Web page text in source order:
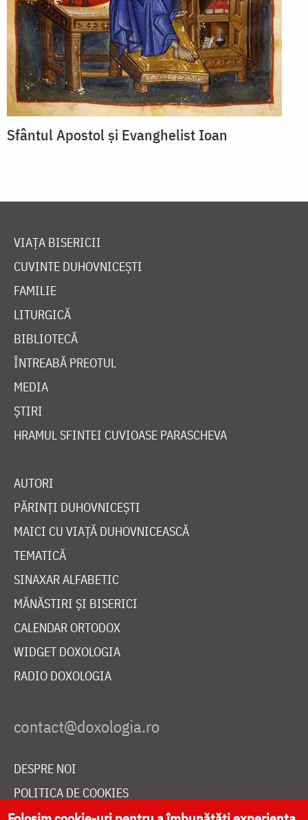
Sfântul Apostol și Evanghelist Ioan
VIAȚA BISERICII
CUVINTE DUHOVNICEȘTI
FAMILIE
LITURGICĂ
BIBLIOTECĂ
ÎNTREABĂ PREOTUL
MEDIA
ȘTIRI
HRAMUL SFINTEI CUVIOASE PARASCHEVA
AUTORI
PĂRINȚI DUHOVNICEȘTI
MAICI CU VIAȚĂ DUHOVNICEASCĂ
TEMATICĂ
SINAXAR ALFABETIC
MĂNĂSTIRI ȘI BISERICI
CALENDAR ORTODOX
WIDGET DOXOLOGIA
RADIO DOXOLOGIA
DESPRE NOI
POLITICA DE COOKIES
DONEAZĂ ONLINE PENTRU CATEDRALA NAȚIONALĂ